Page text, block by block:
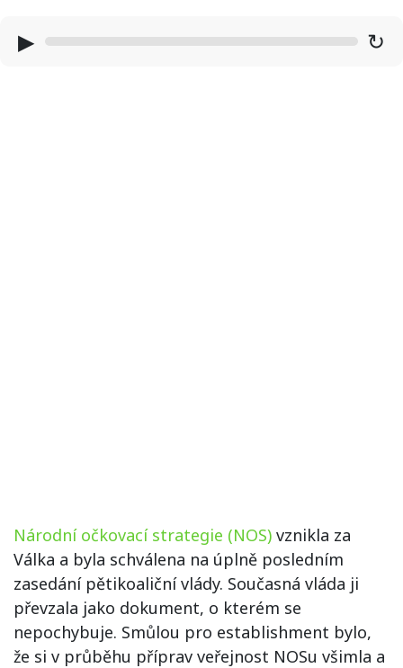
▶ ↻
Národní očkovací strategie (NOS) vznikla za
Válka a byla schválena na úplně posledním
zasedání pětikoaliční vlády. Současná vláda ji
převzala jako dokument, o kterém se
nepochybuje. Smůlou pro establishment bylo,
že si v průběhu příprav veřejnost NOSu všimla a